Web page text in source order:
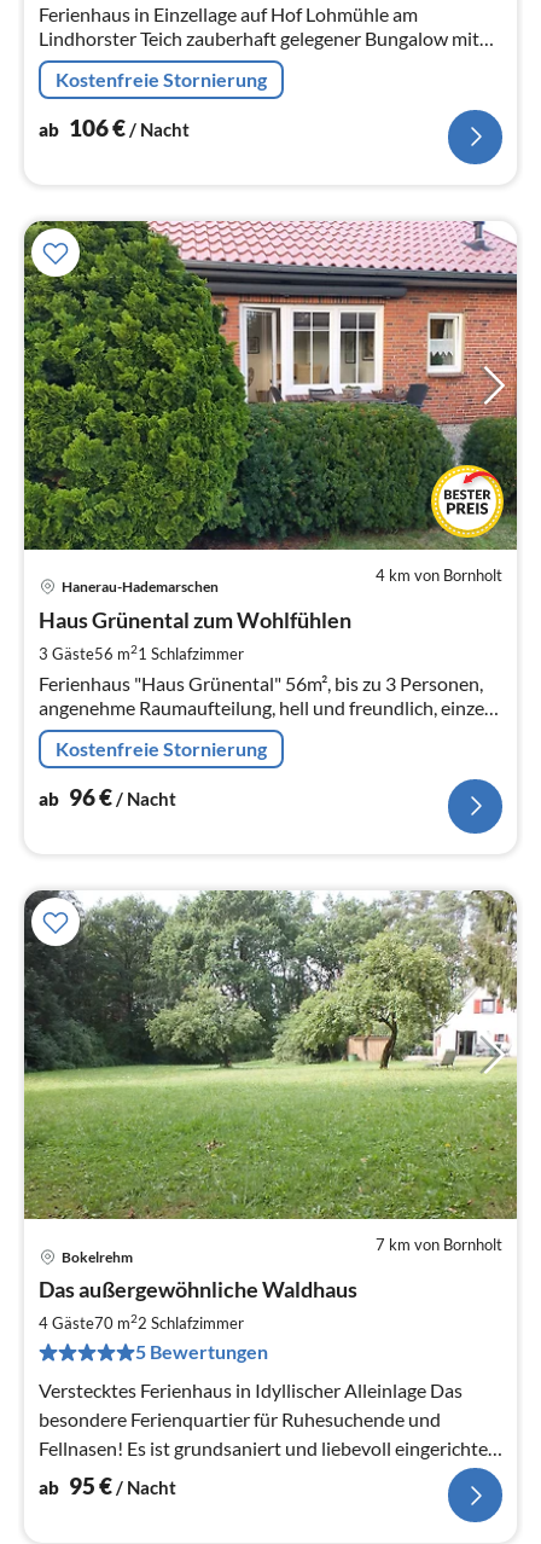
Ferienhaus in Einzellage auf Hof Lohmühle am
Lindhorster Teich zauberhaft gelegener Bungalow mit
Kaminofen und eigener Zufahrt Für Hunde ein
Badetraum im Natursee
Kostenfreie Stornierung
ab 106€/ Nacht
4 km von Bornholt
Hanerau-Hademarschen
Haus Grünental zum Wohlfühlen
3 Gäste56 m21 Schlafzimmer
Ferienhaus "Haus Grünental" 56m², bis zu 3 Personen,
angenehme Raumaufteilung, hell und freundlich, einzeln
gelegen, 200 m zum NOK Kanal, Blick auf Felder und
Natur in der 1.Saison
Kostenfreie Stornierung
ab 96€/ Nacht
7 km von Bornholt
Bokelrehm
Das außergewöhnliche Waldhaus
4 Gäste70 m22 Schlafzimmer
5 Bewertungen
Verstecktes Ferienhaus in Idyllischer Alleinlage Das
besondere Ferienquartier für Ruhesuchende und
Fellnasen! Es ist grundsaniert und liebevoll eingerichtet
2500qm eingez.Grundstück
ab 95€/ Nacht